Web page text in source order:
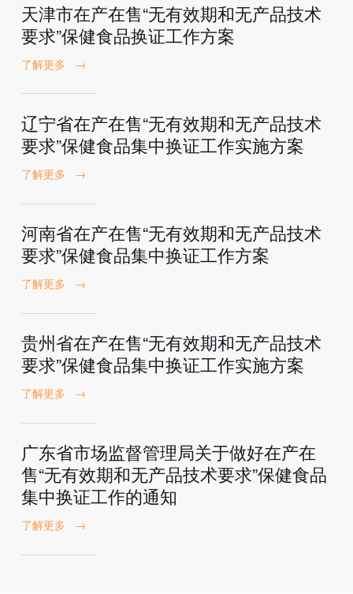
天津市在产在售“无有效期和无产品技术
要求”保健食品换证工作方案
了解更多 →
辽宁省在产在售“无有效期和无产品技术
要求”保健食品集中换证工作实施方案
了解更多 →
河南省在产在售“无有效期和无产品技术
要求”保健食品集中换证工作方案
了解更多 →
贵州省在产在售“无有效期和无产品技术
要求”保健食品集中换证工作实施方案
了解更多 →
广东省市场监督管理局关于做好在产在
售“无有效期和无产品技术要求”保健食品
集中换证工作的通知
了解更多 →